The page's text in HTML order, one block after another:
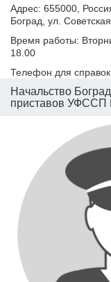
Адрес: 655000,
Боград, ул.
Время работы:
18.00
Телефон для
Начальство
приставов УФССП